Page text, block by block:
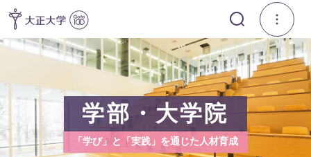
学部・大学院
「学び」と「実践」を通じた人材育成